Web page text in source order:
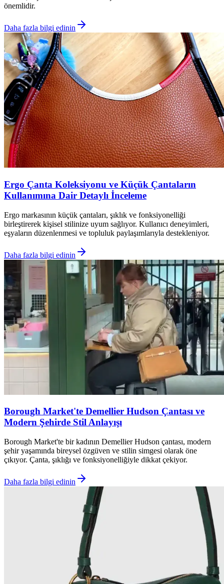
önemlidir.
Daha fazla bilgi edinin
Ergo Çanta Koleksiyonu ve Küçük Çantaların
Kullanımına Dair Detaylı İnceleme
Ergo markasının küçük çantaları, şıklık ve fonksiyonelliği
birleştirerek kişisel stilinize uyum sağlıyor. Kullanıcı deneyimleri,
eşyaların düzenlenmesi ve topluluk paylaşımlarıyla destekleniyor.
Daha fazla bilgi edinin
Borough Market'te Demellier Hudson Çantası ve
Modern Şehirde Stil Anlayışı
Borough Market'te bir kadının Demellier Hudson çantası, modern
şehir yaşamında bireysel özgüven ve stilin simgesi olarak öne
çıkıyor. Çanta, şıklığı ve fonksiyonelliğiyle dikkat çekiyor.
Daha fazla bilgi edinin